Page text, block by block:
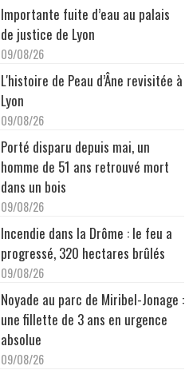
Importante fuite d’eau au palais
de justice de Lyon
09/08/26
L'histoire de Peau d’Âne revisitée à
Lyon
09/08/26
Porté disparu depuis mai, un
homme de 51 ans retrouvé mort
dans un bois
09/08/26
Incendie dans la Drôme : le feu a
progressé, 320 hectares brûlés
09/08/26
Noyade au parc de Miribel-Jonage :
une fillette de 3 ans en urgence
absolue
09/08/26